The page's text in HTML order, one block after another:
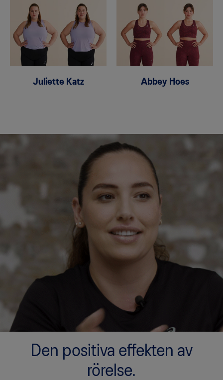
Juliette Katz Abbey Hoes
Den positiva effekten av
rörelse.